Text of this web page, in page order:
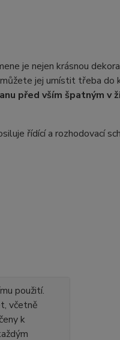
je nejen krásnou
jej umístit třeba do
před vším špatným v
řídící a rozhodovací
použití.
včetně
k